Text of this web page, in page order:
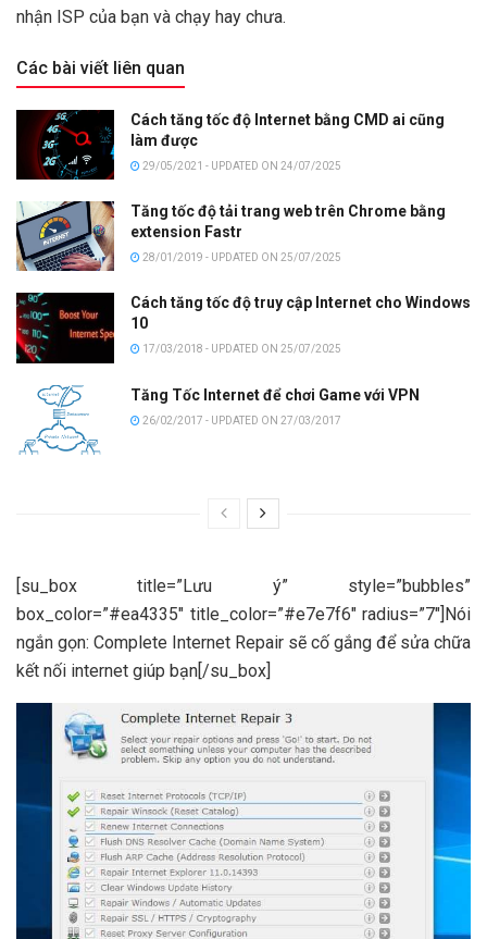
nhận ISP của bạn và chạy hay chưa.
Các bài viết liên quan
Cách tăng tốc độ Internet bằng CMD ai cũng
làm được
29/05/2021 - UPDATED ON 24/07/2025
Tăng tốc độ tải trang web trên Chrome bằng
extension Fastr
28/01/2019 - UPDATED ON 25/07/2025
Cách tăng tốc độ truy cập Internet cho Windows
10
17/03/2018 - UPDATED ON 25/07/2025
Tăng Tốc Internet để chơi Game với VPN
26/02/2017 - UPDATED ON 27/03/2017
[su_box title=”Lưu ý” style=”bubbles”
box_color=”#ea4335″ title_color=”#e7e7f6″ radius=”7″]Nói
ngắn gọn: Complete Internet Repair sẽ cố gắng để sửa chữa
kết nối internet giúp bạn[/su_box]